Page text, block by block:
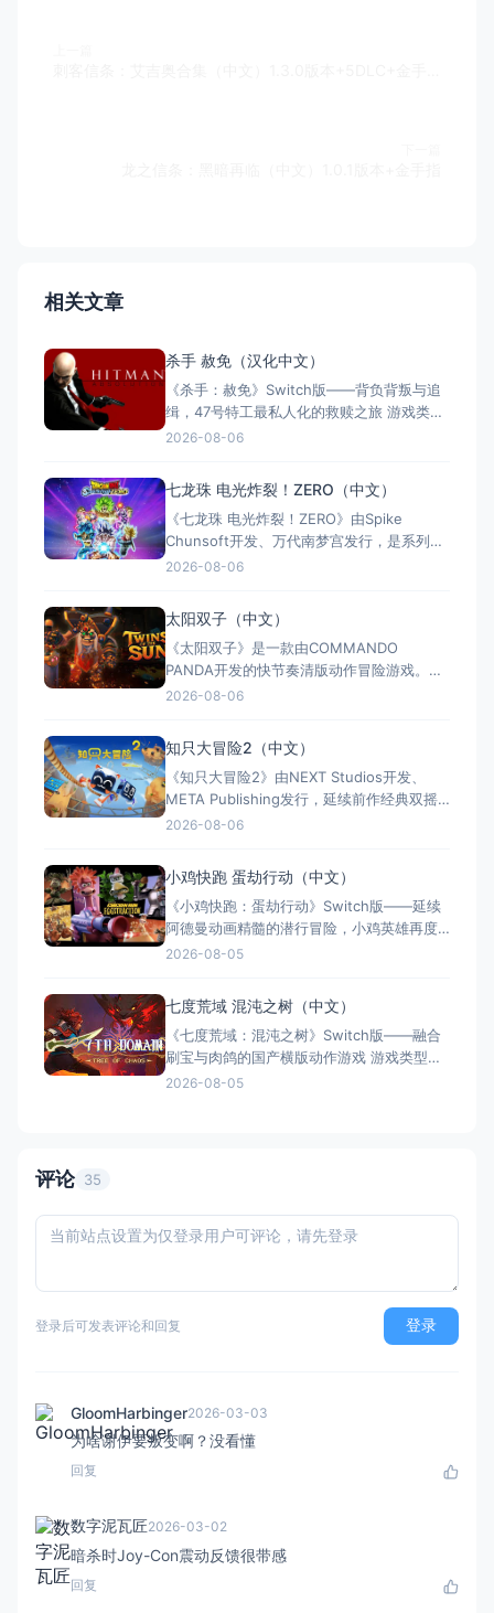
相关文章
杀手 赦免（汉化中文）
《杀手：赦免》Switch版——背负背叛与追
缉，47号特工最私人化的救赎之旅 游戏类
型：动作冒险类（第三人称潜行暗杀 × 动作
称：杀手：赦免（官方繁体中文定名） 美国
名称：Hitman: Absoluti
2026-08-06
七龙珠 电光炸裂！ZERO（中文）
《七龙珠 电光炸裂！ZERO》由Spike
Chunsoft开发、万代南梦宫发行，是系列暌
违17年的正统续作。Switch及Switch 2双平
的高速3D格斗为核心，支持体感操控与全区
中文，融合故事、竞技与创作多种模式。
2026-08-06
太阳双子（中文）
《太阳双子》是一款由COMMANDO
PANDA开发的快节奏清版动作冒险游戏。双
胞胎兄弟为拯救被掳走的妹妹，踏上横跨荒
佳选择；25个手工关卡、史诗头目战与即时
强化系统带来丰富体验。全区中文支持，容
量仅1GB，Switch/S
2026-08-06
知只大冒险2（中文）
《知只大冒险2》由NEXT Studios开发、
META Publishing发行，延续前作经典双摇
杆控制双腿的玩法，首次支持最多4人联机合
持跨平台联机与全区中文，2025年11月5日
全平台发售，Switch港服约73
2026-08-06
小鸡快跑 蛋劫行动（中文）
《小鸡快跑：蛋劫行动》Switch版——延续
阿德曼动画精髓的潜行冒险，小鸡英雄再度
集结 游戏类型：动作冒险类（潜行 × 动作平
定名） 港台名称：落跑雞：蛋劫行動（官方
繁体中文定名） 美国名称：Chicke
2026-08-05
七度荒域 混沌之树（中文）
《七度荒域：混沌之树》Switch版——融合
刷宝与肉鸽的国产横版动作游戏 游戏类型：
动作冒险类（2D横版动作 × Roguelike × 类
2026-08-05
评论 35
登录后可发表评论和回复 登录
GloomHarbinger2026-03-03
为啥谢伊要叛变啊？没看懂
回复
数字泥瓦匠2026-03-02
暗杀时Joy-Con震动反馈很带感
回复